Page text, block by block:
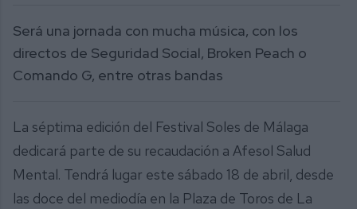
Será una jornada con mucha música, con los
directos de Seguridad Social, Broken Peach o
Comando G, entre otras bandas
La séptima edición del Festival Soles de Málaga
dedicará parte de su recaudación a Afesol Salud
Mental. Tendrá lugar este sábado 18 de abril, desde
las doce del mediodía en la Plaza de Toros de La